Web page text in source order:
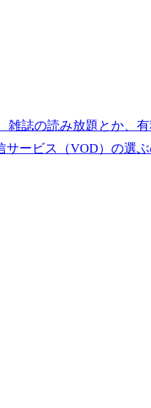
雑誌の読み放題とか、
ービス（VOD）の選